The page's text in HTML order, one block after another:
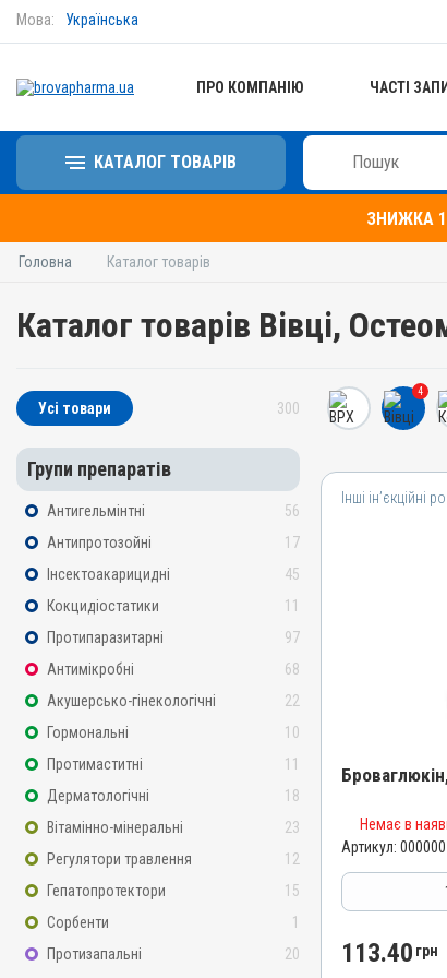
Мова: Українська
ПРО КОМПАНІЮ ЧАСТІ
КАТАЛОГ ТОВАРІВ
ЗНИЖКА
Головна Каталог товарів
Каталог товарів Вівці,
Усі товари 300
Групи препаратів
Антигельмінтні
56
Антипротозойні
17
Інсектоакарицидні
45
Кокцидіостатики
11
Протипаразитарні
97
Антимікробні
68
Акушерсько-гінекологічні
22
Гормональні
10
Протимаститні
11
Дерматологічні
18
Вітамінно-мінеральні
23
Регулятори травлення
12
Гепатопротектори
15
Сорбенти
1
Протизапальні
20
4
Інші ін’єкційні
Назва препарату
Броваглюкін
000000765
Штрихкод
4820012501496
Немає в
Артикул:
113.40 грн